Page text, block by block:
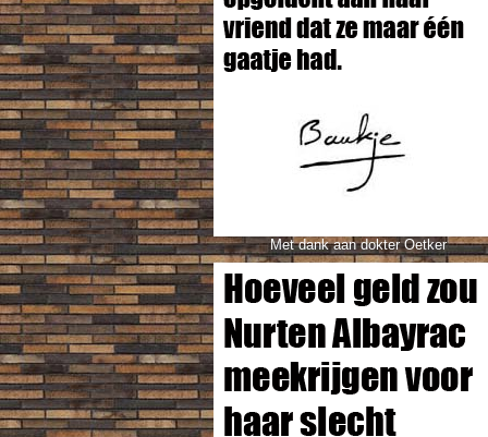
Met dank aan dokter Oetker